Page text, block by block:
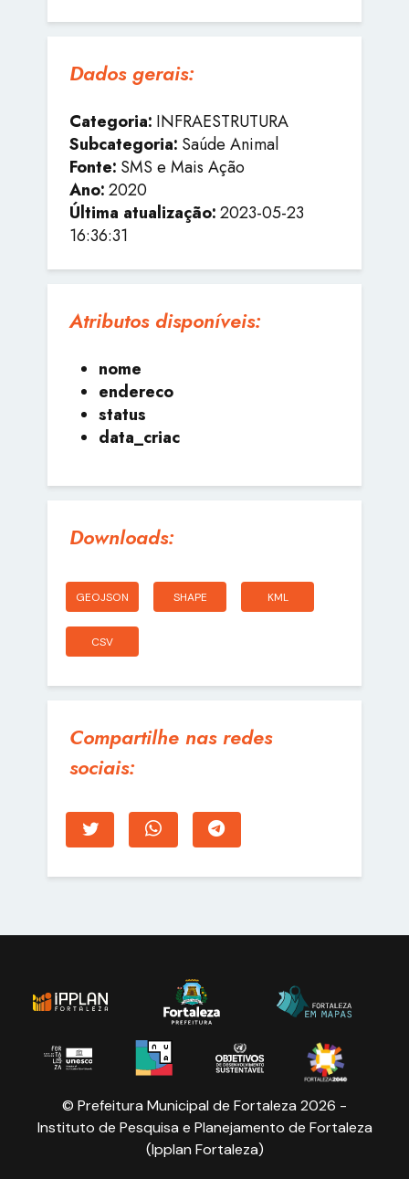
Dados gerais:
Categoria: INFRAESTRUTURA
Subcategoria: Saúde Animal
Fonte: SMS e Mais Ação
Ano:2020
Última atualização:2023-05-23
16:36:31
Atributos disponíveis:
nome
endereco
status
data_criac
Downloads:
GEOJSON SHAPE KML
CSV
Compartilhe nas redes
sociais:
© Prefeitura Municipal de Fortaleza 2026 -
Instituto de Pesquisa e Planejamento de Fortaleza
(Ipplan Fortaleza)